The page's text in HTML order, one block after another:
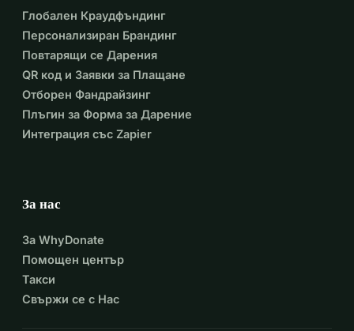
Глобален Краудфъндинг
Персонализиран Брандинг
Повтарящи се Дарения
QR код и Заявки за Плащане
Отборен Фандрайзинг
Плъгин за Форма за Дарение
Интеграция със Zapier
За нас
За WhyDonate
Помощен център
Такси
Свържи се с Нас